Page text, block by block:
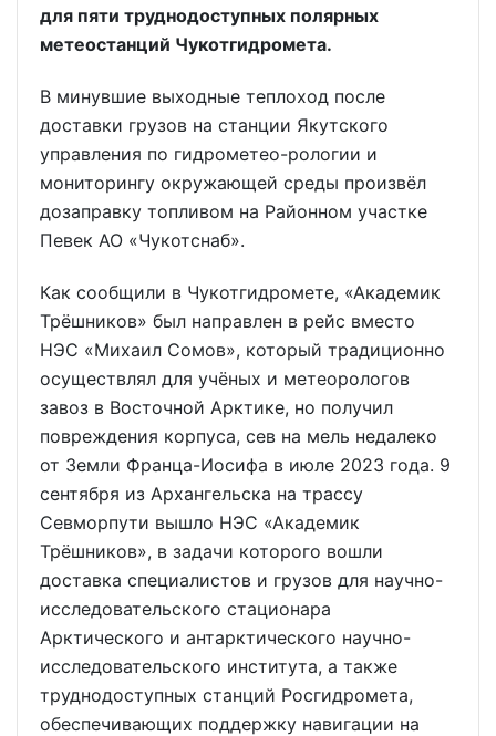
для пяти труднодоступных полярных
метеостанций Чукотгидромета.
В минувшие выходные теплоход после
доставки грузов на станции Якутского
управления по гидрометео-рологии и
мониторингу окружающей среды произвёл
дозаправку топливом на Районном участке
Певек АО «Чукотснаб».
Как сообщили в Чукотгидромете, «Академик
Трёшников» был направлен в рейс вместо
НЭС «Михаил Сомов», который традиционно
осуществлял для учёных и метеорологов
завоз в Восточной Арктике, но получил
повреждения корпуса, сев на мель недалеко
от Земли Франца-Иосифа в июле 2023 года. 9
сентября из Архангельска на трассу
Севморпути вышло НЭС «Академик
Трёшников», в задачи которого вошли
доставка специалистов и грузов для научно-
исследовательского стационара
Арктического и антарктического научно-
исследовательского института, а также
труднодоступных станций Росгидромета,
обеспечивающих поддержку навигации на